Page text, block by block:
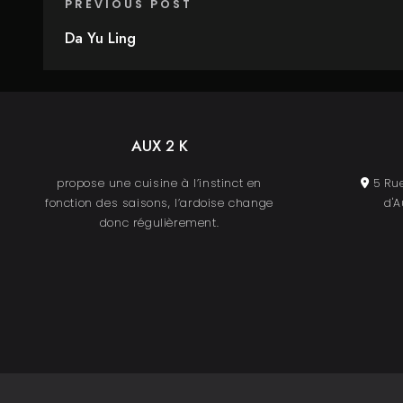
PREVIOUS POST
Da Yu Ling
AUX 2 K
propose une cuisine à l’instinct en
fonction des saisons, l’ardoise change
donc régulièrement.
5